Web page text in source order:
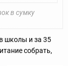
в сумку
школы и за 35
собрать,